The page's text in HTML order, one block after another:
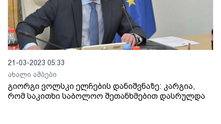
21-03-2023 05:33
ახალი ამბები
გიორგი ვოლსკი ელჩების დანიშვნაზე: კარგია,
რომ საკითხი საბოლოო შეთანხმებით დასრულდა